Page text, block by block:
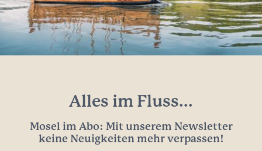
Alles im Fluss...
Mosel im Abo: Mit unserem Newsletter
keine Neuigkeiten mehr verpassen!